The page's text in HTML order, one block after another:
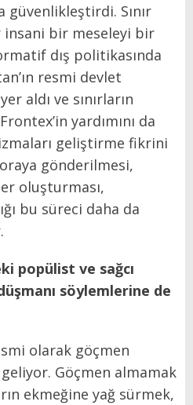
güvenlikleştirdi. Sınır
insani bir meseleyi bir
dış politikasında
resmi devlet
aldı ve sınırların
yardımını da
geliştirme fikrini
gönderilmesi,
oluşturması,
bu süreci daha da
popülist ve sağcı
söylemlerine de
olarak göçmen
geliyor. Göçmen almamak
ekmeğine yağ sürmek,